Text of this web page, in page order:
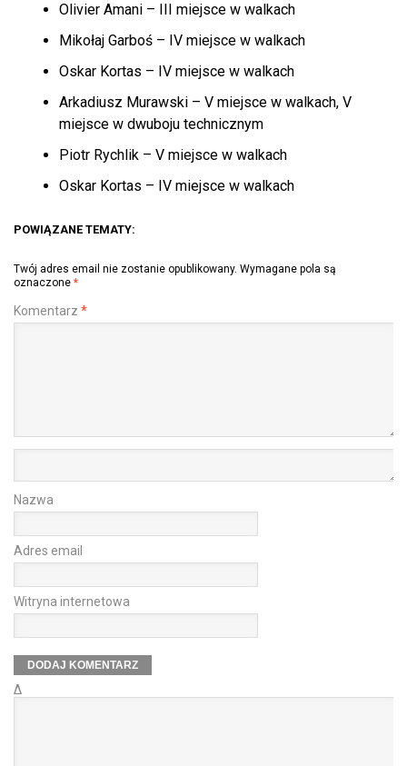
Olivier Amani – III miejsce w walkach
Mikołaj Garboś – IV miejsce w walkach
Oskar Kortas – IV miejsce w walkach
Arkadiusz Murawski – V miejsce w walkach, V
miejsce w dwuboju technicznym
Piotr Rychlik – V miejsce w walkach
Oskar Kortas – IV miejsce w walkach
POWIĄZANE TEMATY:
Twój adres email nie zostanie opublikowany. Wymagane pola są
oznaczone *
Komentarz *
Nazwa
Adres email
Witryna internetowa
Δ